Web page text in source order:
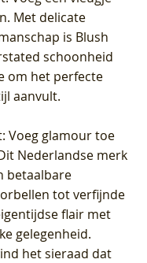
Met delicate
is Blush
schoonheid
om het perfecte
aanvult.
: Voeg glamour toe
Nederlandse merk
betaalbare
tot verfijnde
flair met
gelegenheid.
het sieraad dat